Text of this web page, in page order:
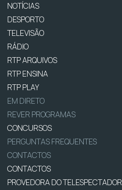
NOTÍCIAS
DESPORTO
TELEVISÃO
RÁDIO
RTP ARQUIVOS
RTP ENSINA
RTP PLAY
EM DIRETO
REVER PROGRAMAS
CONCURSOS
PERGUNTAS FREQUENTES
CONTACTOS
CONTACTOS
PROVEDORA DO TELESPECTADOR